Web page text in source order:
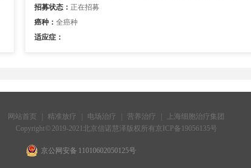
招募状态： 正在招募
癌种： 全癌种
适应症：
网站首页 精准放疗 电场治疗 营养治疗
上海细胞治疗集团
Copyright © 2019-2021北京信诺慧泽版权所有京ICP备19056135号
京公网安备 11010602050125号